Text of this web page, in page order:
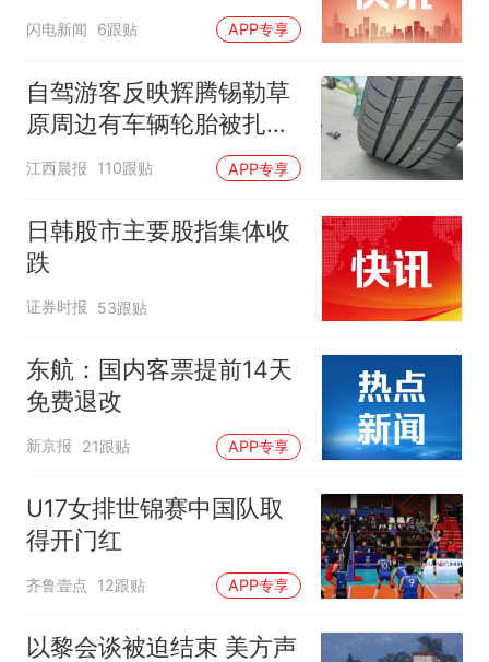
闪电新闻 6跟贴 APP专享
自驾游客反映辉腾锡勒草
原周边有车辆轮胎被扎，
修理店铺换胎价格高达千
元，官方发布情况通报
江西晨报 110跟贴 APP专享
日韩股市主要股指集体收
跌
证券时报 53跟贴
东航：国内客票提前14天
免费退改
新京报 21跟贴 APP专享
U17女排世锦赛中国队取
得开门红
齐鲁壹点 12跟贴 APP专享
以黎会谈被迫结束 美方声